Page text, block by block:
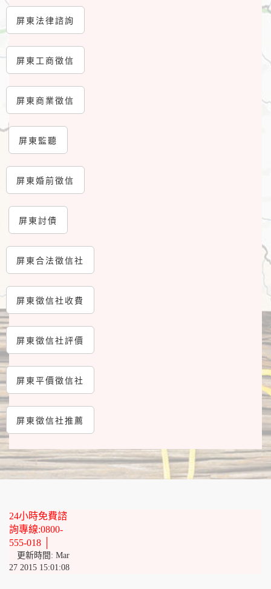
屏東法律諮詢
屏東工商徵信
屏東商業徵信
屏東監聽
屏東婚前徵信
屏東討債
屏東合法徵信社
屏東徵信社收費
屏東徵信社評價
屏東平價徵信社
屏東徵信社推薦
24小時免費諮
詢專線:0800-
555-018 │
更新時間: Mar
27 2015 15:01:08